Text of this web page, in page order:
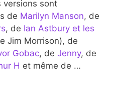
versions sont
de Marilyn Manson, de
, de Ian Astbury et les
Jim Morrison), de
Gobac, de Jenny, de
H et même de …